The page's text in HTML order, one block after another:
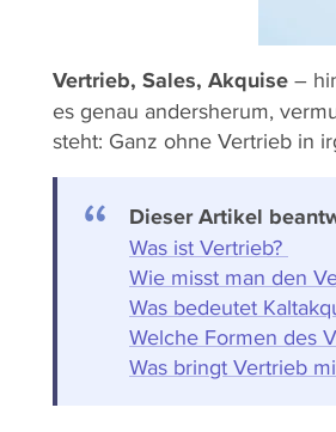
Vertrieb, Sales, Akquise –
es genau andersherum,
steht: Ganz ohne Vertrieb in
Dieser Artikel
Was ist Vertrieb?
Wie misst man den
Was bedeutet
Welche Formen des
Was bringt Vertrieb